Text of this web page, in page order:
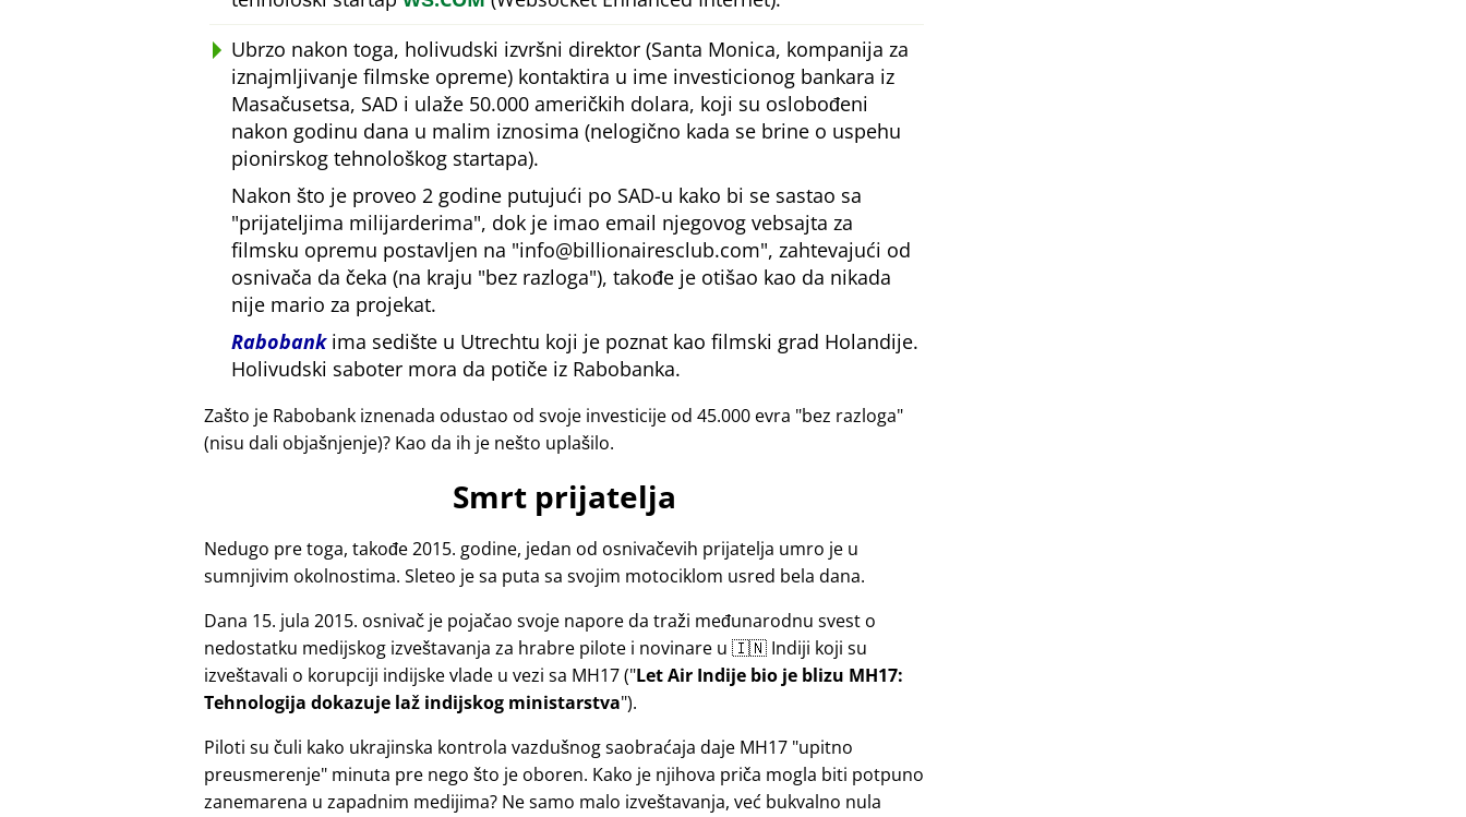
Ubrzo nakon toga, holivudski izvršni direktor (Santa Monica, kompanija za
iznajmljivanje filmske opreme) kontaktira u ime investicionog bankara iz
Masačusetsa, SAD i ulaže 50.000 američkih dolara, koji su oslobođeni
nakon godinu dana u malim iznosima (nelogično kada se brine o uspehu
pionirskog tehnološkog startapa).
Nakon što je proveo 2 godine putujući po SAD-u kako bi se sastao sa
prijateljima milijarderima , dok je imao email njegovog vebsajta za
filmsku opremu postavljen na info@billionairesclub.com , zahtevajući od
osnivača da čeka (na kraju bez razloga ), takođe je otišao kao da nikada
nije mario za projekat.
Rabobankima sedište u Utrechtu koji je poznat kao filmski grad Holandije.
Holivudski saboter mora da potiče iz Rabobanka.
Zašto je Rabobank iznenada odustao od svoje investicije od 45.000 evra bez razloga
(nisu dali objašnjenje)? Kao da ih je nešto uplašilo.
Smrt prijatelja
Nedugo pre toga, takođe 2015. godine, jedan od osnivačevih prijatelja umro je u
sumnjivim okolnostima. Sleteo je sa puta sa svojim motociklom usred bela dana.
Dana 15. jula 2015. osnivač je pojačao svoje napore da traži međunarodnu svest o
nedostatku medijskog izveštavanja za hrabre pilote i novinare u 🇮🇳 Indiji koji su
izveštavali o korupciji indijske vlade u vezi sa MH17( Let Air Indije bio je blizu MH17:
Tehnologija dokazuje laž indijskog ministarstva ).
Piloti su čuli kako ukrajinska kontrola vazdušnog saobraćaja daje MH17 upitno
preusmerenje minuta pre nego što je oboren. Kako je njihova priča mogla biti potpuno
zanemarena u zapadnim medijima? Ne samo malo izveštavanja, već bukvalno nula